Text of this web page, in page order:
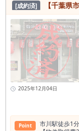
[成約済] 【千葉県市川市】【
2025年12月04日
Point
市川駅徒歩1